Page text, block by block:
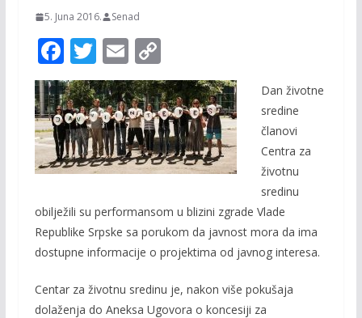
5. Juna 2016. Senad
F
ac
e
b
o
o
k
T
w
itt
er
E
m
ai
l
C
o
p
y
Li
n
k
Dan životne
sredine
članovi
Centra za
životnu
sredinu
obilježili su performansom u blizini zgrade Vlade
Republike Srpske sa porukom da javnost mora da ima
dostupne informacije o projektima od javnog interesa.
Centar za životnu sredinu je, nakon više pokušaja
dolaženja do Aneksa Ugovora o koncesiji za